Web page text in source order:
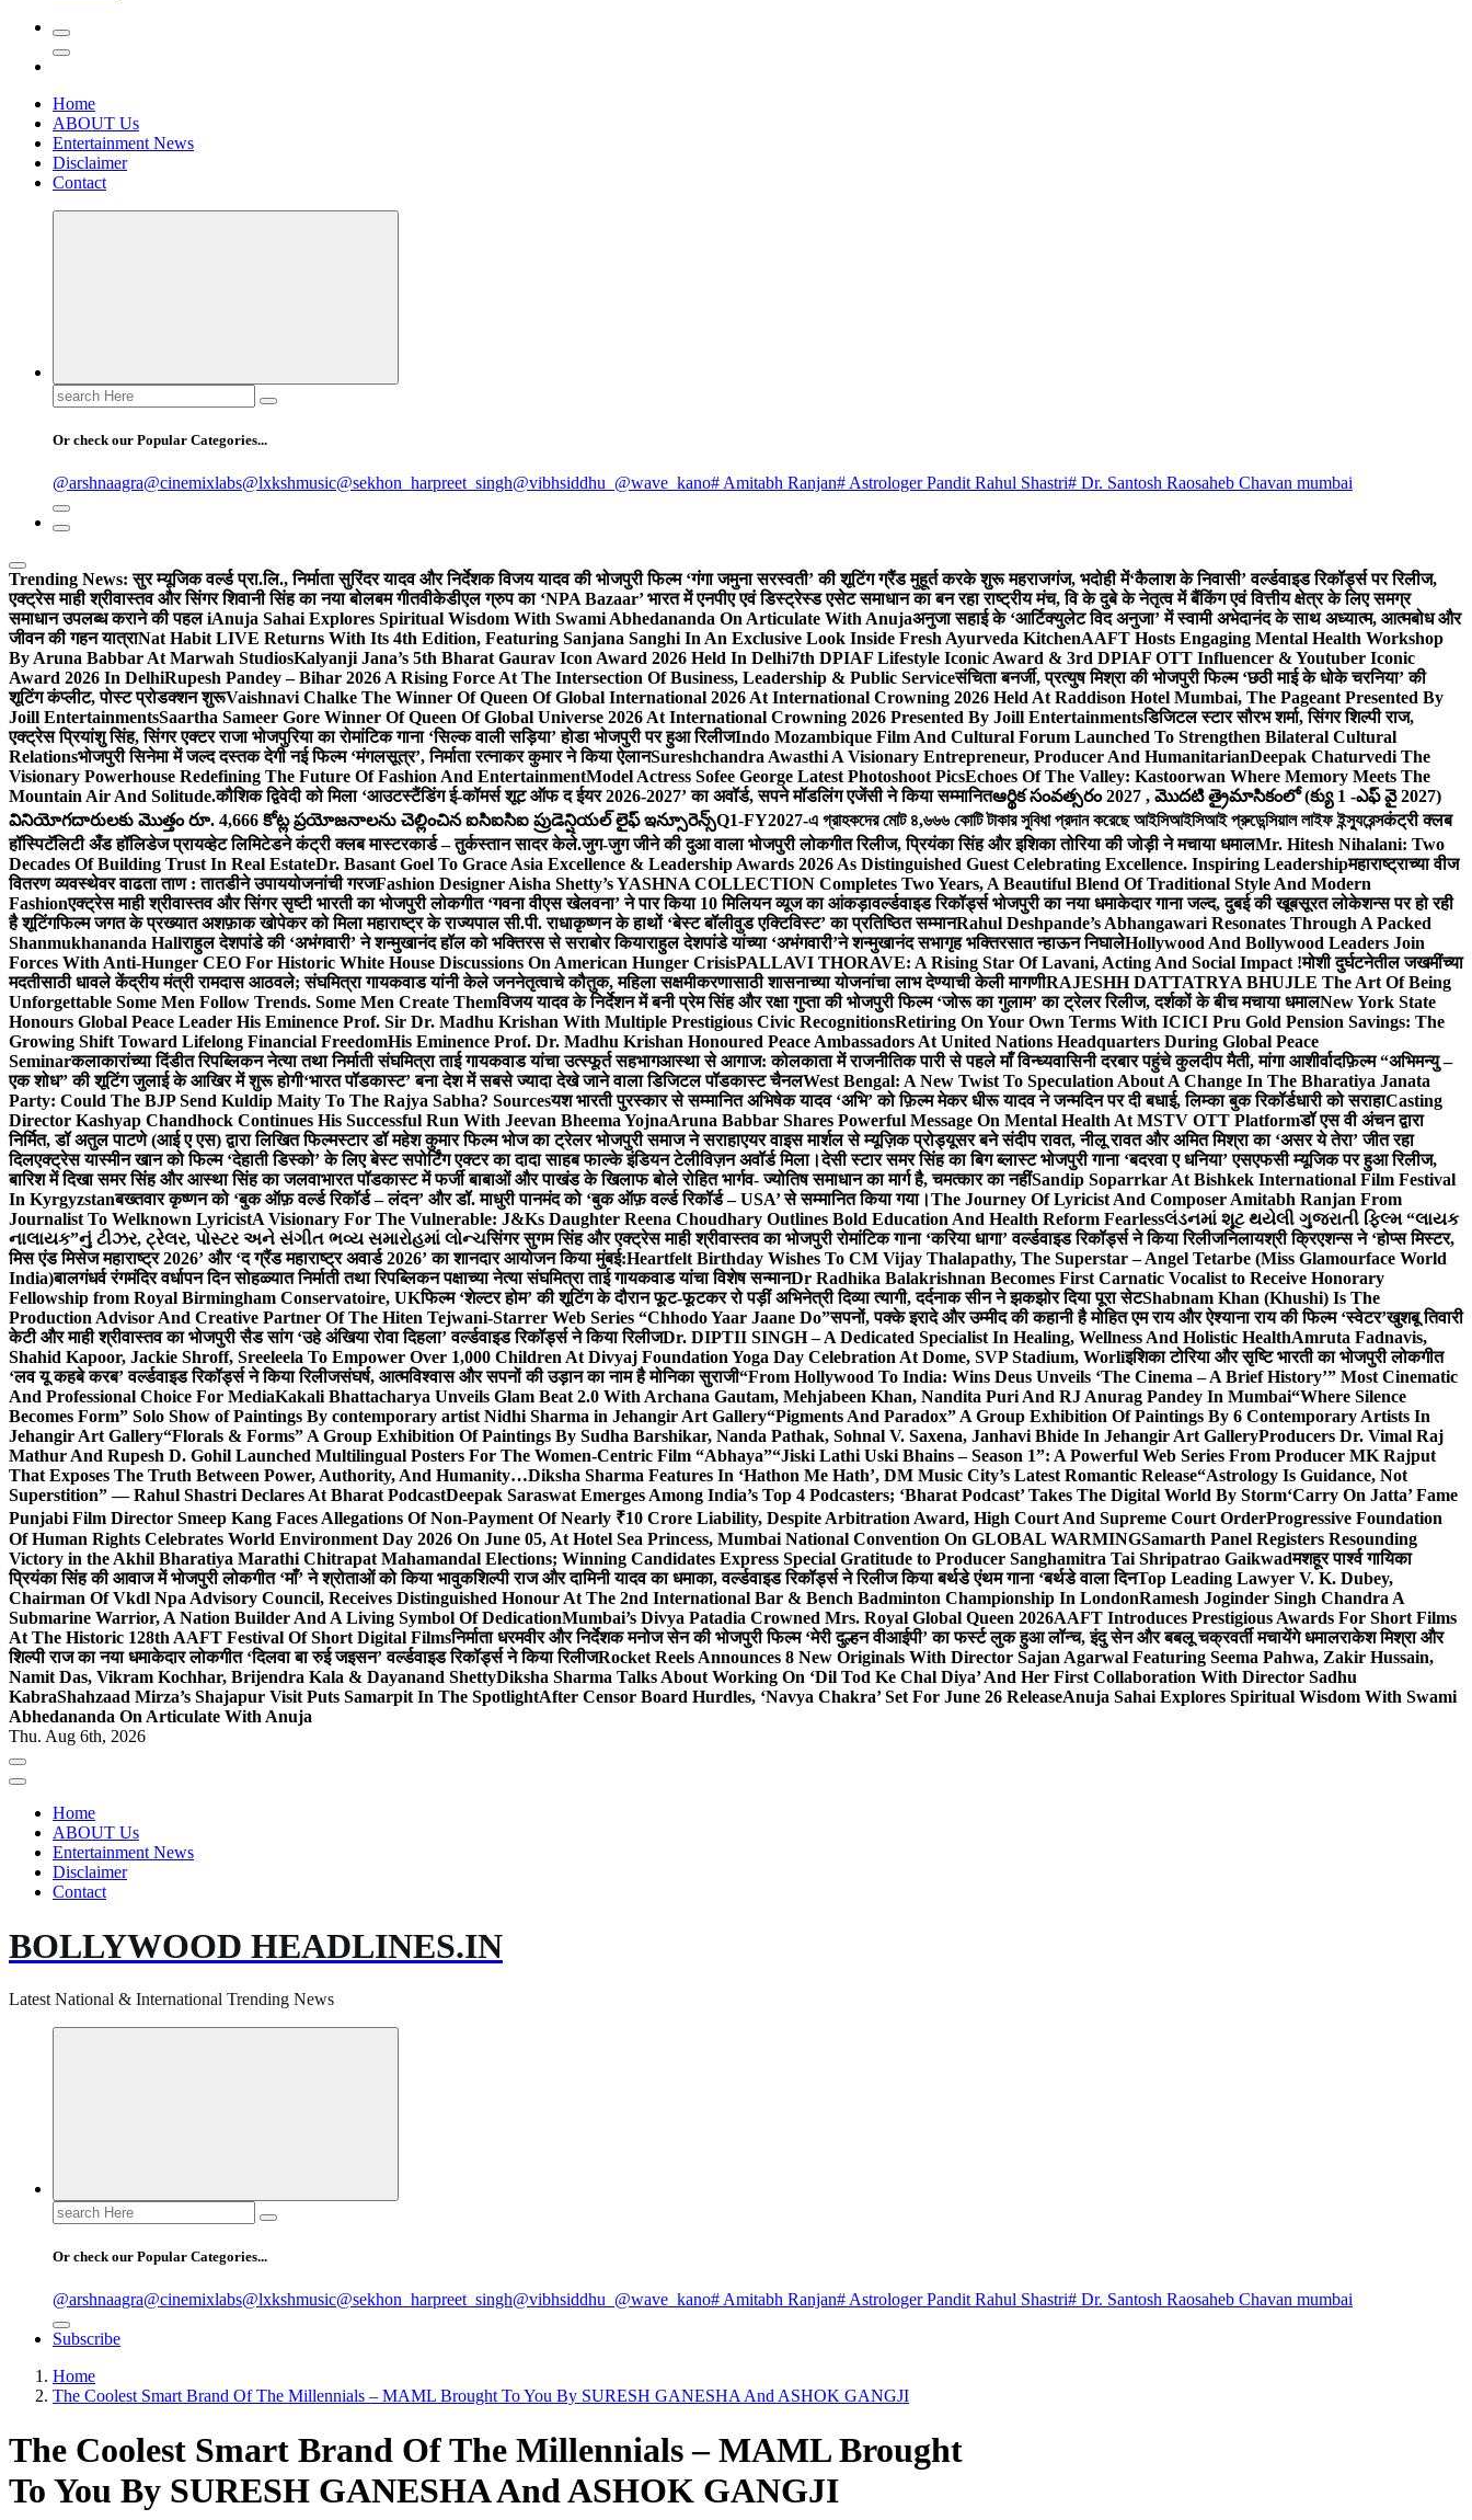
Home
ABOUT Us
Entertainment News
Disclaimer
Contact
Search
for:
Or check our Popular Categories...
@arshnaagra@cinemixlabs@lxkshmusic@sekhon_harpreet_singh@vibhsiddhu_ @wave_kano# Amitabh Ranjan# Astrologer Pandit Rahul Shastri# Dr. Santosh Raosaheb Chavan mumbai
Trending News: सुर म्यूजिक वर्ल्ड प्रा.लि., निर्माता सुरिंदर यादव और निर्देशक विजय यादव की भोजपुरी फिल्म ‘गंगा जमुना सरस्वती’ की शूटिंग ग्रैंड मुहूर्त करके शुरू महराजगंज, भदोही में‘कैलाश के निवासी’ वर्ल्डवाइड रिकॉर्ड्स पर रिलीज,
एक्ट्रेस माही श्रीवास्तव और सिंगर शिवानी सिंह का नया बोलबम गीतवीकेडीएल ग्रुप का ‘NPA Bazaar’ भारत में एनपीए एवं डिस्ट्रेस्ड एसेट समाधान का बन रहा राष्ट्रीय मंच, वि के दुबे के नेतृत्व में बैंकिंग एवं वित्तीय क्षेत्र के लिए समग्र
समाधान उपलब्ध कराने की पहल iAnuja Sahai Explores Spiritual Wisdom With Swami Abhedananda On Articulate With Anujaअनुजा सहाई के ‘आर्टिक्युलेट विद अनुजा’ में स्वामी अभेदानंद के साथ अध्यात्म, आत्मबोध और
जीवन की गहन यात्राNat Habit LIVE Returns With Its 4th Edition, Featuring Sanjana Sanghi In An Exclusive Look Inside Fresh Ayurveda KitchenAAFT Hosts Engaging Mental Health Workshop
By Aruna Babbar At Marwah StudiosKalyanji Jana’s 5th Bharat Gaurav Icon Award 2026 Held In Delhi7th DPIAF Lifestyle Iconic Award & 3rd DPIAF OTT Influencer & Youtuber Iconic
Award 2026 In DelhiRupesh Pandey – Bihar 2026 A Rising Force At The Intersection Of Business, Leadership & Public Serviceसंचिता बनर्जी, प्रत्युष मिश्रा की भोजपुरी फिल्म ‘छठी माई के धोके चरनिया’ की
शूटिंग कंप्लीट, पोस्ट प्रोडक्शन शुरूVaishnavi Chalke The Winner Of Queen Of Global International 2026 At International Crowning 2026 Held At Raddison Hotel Mumbai, The Pageant Presented By
Joill EntertainmentsSaartha Sameer Gore Winner Of Queen Of Global Universe 2026 At International Crowning 2026 Presented By Joill Entertainmentsडिजिटल स्टार सौरभ शर्मा, सिंगर शिल्पी राज,
एक्ट्रेस प्रियांशु सिंह, सिंगर एक्टर राजा भोजपुरिया का रोमांटिक गाना ‘सिल्क वाली सड़िया’ होडा भोजपुरी पर हुआ रिलीजIndo Mozambique Film And Cultural Forum Launched To Strengthen Bilateral Cultural
Relationsभोजपुरी सिनेमा में जल्द दस्तक देगी नई फिल्म ‘मंगलसूत्र’, निर्माता रत्नाकर कुमार ने किया ऐलानSureshchandra Awasthi A Visionary Entrepreneur, Producer And HumanitarianDeepak Chaturvedi The
Visionary Powerhouse Redefining The Future Of Fashion And EntertainmentModel Actress Sofee George Latest Photoshoot PicsEchoes Of The Valley: Kastoorwan Where Memory Meets The
Mountain Air And Solitude.कौशिक द्विवेदी को मिला ‘आउटस्टैंडिंग ई-कॉमर्स शूट ऑफ द ईयर 2026-2027’ का अवॉर्ड, सपने मॉडलिंग एजेंसी ने किया सम्मानितఆర్థిక సంవత్సరం 2027 , మొదటి త్రైమాసికంలో (క్యు 1 -ఎఫ్ వై 2027)
వినియోగదారులకు మొత్తం రూ. 4,666 కోట్ల ప్రయోజనాలను చెల్లించిన ఐసిఐసిఐ ప్రుడెన్షియల్ లైఫ్ ఇన్సూరెన్స్Q1-FY2027-এ গ্রাহকদের মোট ৪,৬৬৬ কোটি টাকার সুবিধা প্রদান করেছে আইসিআইসিআই প্রুডেন্সিয়াল লাইফ ইন্স্যুরেন্সकंट्री क्लब
हॉस्पिटॅलिटी अँड हॉलिडेज प्रायव्हेट लिमिटेडने कंट्री क्लब मास्टरकार्ड – तुर्कस्तान सादर केले.जुग-जुग जीने की दुआ वाला भोजपुरी लोकगीत रिलीज, प्रियंका सिंह और इशिका तोरिया की जोड़ी ने मचाया धमालMr. Hitesh Nihalani: Two
Decades Of Building Trust In Real EstateDr. Basant Goel To Grace Asia Excellence & Leadership Awards 2026 As Distinguished Guest Celebrating Excellence. Inspiring Leadershipमहाराष्ट्राच्या वीज
वितरण व्यवस्थेवर वाढता ताण : तातडीने उपाययोजनांची गरजFashion Designer Aisha Shetty’s YASHNA COLLECTION Completes Two Years, A Beautiful Blend Of Traditional Style And Modern
Fashionएक्ट्रेस माही श्रीवास्तव और सिंगर सृष्टी भारती का भोजपुरी लोकगीत ‘गवना वीएस खेलवना’ ने पार किया 10 मिलियन व्यूज का आंकड़ावर्ल्डवाइड रिकॉर्ड्स भोजपुरी का नया धमाकेदार गाना जल्द, दुबई की खूबसूरत लोकेशन्स पर हो रही
है शूटिंगफिल्म जगत के प्रख्यात अशफ़ाक खोपेकर को मिला महाराष्ट्र के राज्यपाल सी.पी. राधाकृष्णन के हाथों ‘बेस्ट बॉलीवुड एक्टिविस्ट’ का प्रतिष्ठित सम्मानRahul Deshpande’s Abhangawari Resonates Through A Packed
Shanmukhananda Hallराहुल देशपांडे की ‘अभंगवारी’ ने शन्मुखानंद हॉल को भक्तिरस से सराबोर कियाराहुल देशपांडे यांच्या ‘अभंगवारी’ने शन्मुखानंद सभागृह भक्तिरसात न्हाऊन निघालेHollywood And Bollywood Leaders Join
Forces With Anti-Hunger CEO For Historic White House Discussions On American Hunger CrisisPALLAVI THORAVE: A Rising Star Of Lavani, Acting And Social Impact !मोशी दुर्घटनेतील जखमींच्या
मदतीसाठी धावले केंद्रीय मंत्री रामदास आठवले; संघमित्रा गायकवाड यांनी केले जननेतृत्वाचे कौतुक, महिला सक्षमीकरणासाठी शासनाच्या योजनांचा लाभ देण्याची केली मागणीRAJESHH DATTATRYA BHUJLE The Art Of Being
Unforgettable Some Men Follow Trends. Some Men Create Themविजय यादव के निर्देशन में बनी प्रेम सिंह और रक्षा गुप्ता की भोजपुरी फिल्म ‘जोरू का गुलाम’ का ट्रेलर रिलीज, दर्शकों के बीच मचाया धमालNew York State
Honours Global Peace Leader His Eminence Prof. Sir Dr. Madhu Krishan With Multiple Prestigious Civic RecognitionsRetiring On Your Own Terms With ICICI Pru Gold Pension Savings: The
Growing Shift Toward Lifelong Financial FreedomHis Eminence Prof. Dr. Madhu Krishan Honoured Peace Ambassadors At United Nations Headquarters During Global Peace
Seminarकलाकारांच्या दिंडीत रिपब्लिकन नेत्या तथा निर्माती संघमित्रा ताई गायकवाड यांचा उत्स्फूर्त सहभागआस्था से आगाज: कोलकाता में राजनीतिक पारी से पहले माँ विन्ध्यवासिनी दरबार पहुंचे कुलदीप मैती, मांगा आशीर्वादफ़िल्म “अभिमन्यु –
एक शोध” की शूटिंग जुलाई के आखिर में शुरू होगी‘भारत पॉडकास्ट’ बना देश में सबसे ज्यादा देखे जाने वाला डिजिटल पॉडकास्ट चैनलWest Bengal: A New Twist To Speculation About A Change In The Bharatiya Janata
Party: Could The BJP Send Kuldip Maity To The Rajya Sabha? Sourcesयश भारती पुरस्कार से सम्मानित अभिषेक यादव ‘अभि’ को फ़िल्म मेकर धीरू यादव ने जन्मदिन पर दी बधाई, लिम्का बुक रिकॉर्डधारी को सराहाCasting
Director Kashyap Chandhock Continues His Successful Run With Jeevan Bheema YojnaAruna Babbar Shares Powerful Message On Mental Health At MSTV OTT Platformडॉ एस वी अंचन द्वारा
निर्मित, डॉ अतुल पाटणे (आई ए एस) द्वारा लिखित फिल्मस्टार डॉ महेश कुमार फिल्म भोज का ट्रेलर भोजपुरी समाज ने सराहाएयर वाइस मार्शल से म्यूज़िक प्रोड्यूसर बने संदीप रावत, नीलू रावत और अमित मिश्रा का ‘असर ये तेरा’ जीत रहा
दिलएक्ट्रेस यास्मीन खान को फिल्म ‘देहाती डिस्को’ के लिए बेस्ट सपोर्टिंग एक्टर का दादा साहब फाल्के इंडियन टेलीविज़न अवॉर्ड मिला।देसी स्टार समर सिंह का बिग ब्लास्ट भोजपुरी गाना ‘बदरवा ए धनिया’ एसएफसी म्यूजिक पर हुआ रिलीज,
बारिश में दिखा समर सिंह और आस्था सिंह का जलवाभारत पॉडकास्ट में फर्जी बाबाओं और पाखंड के खिलाफ बोले रोहित भार्गव- ज्योतिष समाधान का मार्ग है, चमत्कार का नहींSandip Soparrkar At Bishkek International Film Festival
In Kyrgyzstanबख्तवार कृष्णन को ‘बुक ऑफ़ वर्ल्ड रिकॉर्ड – लंदन’ और डॉ. माधुरी पानमंद को ‘बुक ऑफ़ वर्ल्ड रिकॉर्ड – USA’ से सम्मानित किया गया।The Journey Of Lyricist And Composer Amitabh Ranjan From
Journalist To Welknown LyricistA Visionary For The Vulnerable: J&Ks Daughter Reena Choudhary Outlines Bold Education And Health Reform Fearlessલંડનમાં શૂટ થયેલી ગુજરાતી ફિલ્મ “લાયક
નાલાયક”નું ટીઝર, ટ્રેલર, પોસ્ટર અને સંગીત ભવ્ય સમારોહમાં લોન્ચसिंगर सुगम सिंह और एक्ट्रेस माही श्रीवास्तव का भोजपुरी रोमांटिक गाना ‘करिया धागा’ वर्ल्डवाइड रिकॉर्ड्स ने किया रिलीजनिलायश्री क्रिएशन्स ने ‘होप्स मिस्टर,
मिस एंड मिसेज महाराष्ट्र 2026’ और ‘द ग्रैंड महाराष्ट्र अवार्ड 2026’ का शानदार आयोजन किया मुंबई:Heartfelt Birthday Wishes To CM Vijay Thalapathy, The Superstar – Angel Tetarbe (Miss Glamourface World
India)बालगंधर्व रंगमंदिर वर्धापन दिन सोहळ्यात निर्माती तथा रिपब्लिकन पक्षाच्या नेत्या संघमित्रा ताई गायकवाड यांचा विशेष सन्मानDr Radhika Balakrishnan Becomes First Carnatic Vocalist to Receive Honorary
Fellowship from Royal Birmingham Conservatoire, UKफिल्म ‘शेल्टर होम’ की शूटिंग के दौरान फूट-फूटकर रो पड़ीं अभिनेत्री दिव्या त्यागी, दर्दनाक सीन ने झकझोर दिया पूरा सेटShabnam Khan (Khushi) Is The
Production Advisor And Creative Partner Of The Hiten Tejwani-Starrer Web Series “Chhodo Yaar Jaane Do”सपनों, पक्के इरादे और उम्मीद की कहानी है मोहित एम राय और ऐश्याना राय की फिल्म ‘स्वेटर’खुशबू तिवारी
केटी और माही श्रीवास्तव का भोजपुरी सैड सांग ‘उहे अंखिया रोवा दिहला’ वर्ल्डवाइड रिकॉर्ड्स ने किया रिलीजDr. DIPTII SINGH – A Dedicated Specialist In Healing, Wellness And Holistic HealthAmruta Fadnavis,
Shahid Kapoor, Jackie Shroff, Sreeleela To Empower Over 1,000 Children At Divyaj Foundation Yoga Day Celebration At Dome, SVP Stadium, Worliइशिका टोरिया और सृष्टि भारती का भोजपुरी लोकगीत
‘लव यू कहबे करब’ वर्ल्डवाइड रिकॉर्ड्स ने किया रिलीजसंघर्ष, आत्मविश्वास और सपनों की उड़ान का नाम है मोनिका सुराजी“From Hollywood To India: Wins Deus Unveils ‘The Cinema – A Brief History’” Most Cinematic
And Professional Choice For MediaKakali Bhattacharya Unveils Glam Beat 2.0 With Archana Gautam, Mehjabeen Khan, Nandita Puri And RJ Anurag Pandey In Mumbai“Where Silence
Becomes Form” Solo Show of Paintings By contemporary artist Nidhi Sharma in Jehangir Art Gallery“Pigments And Paradox” A Group Exhibition Of Paintings By 6 Contemporary Artists In
Jehangir Art Gallery“Florals & Forms” A Group Exhibition Of Paintings By Sudha Barshikar, Nanda Pathak, Sohnal V. Saxena, Janhavi Bhide In Jehangir Art GalleryProducers Dr. Vimal Raj
Mathur And Rupesh D. Gohil Launched Multilingual Posters For The Women-Centric Film “Abhaya”“Jiski Lathi Uski Bhains – Season 1”: A Powerful Web Series From Producer MK Rajput
That Exposes The Truth Between Power, Authority, And Humanity…Diksha Sharma Features In ‘Hathon Me Hath’, DM Music City’s Latest Romantic Release“Astrology Is Guidance, Not
Superstition” — Rahul Shastri Declares At Bharat PodcastDeepak Saraswat Emerges Among India’s Top 4 Podcasters; ‘Bharat Podcast’ Takes The Digital World By Storm‘Carry On Jatta’ Fame
Punjabi Film Director Smeep Kang Faces Allegations Of Non-Payment Of Nearly ₹10 Crore Liability, Despite Arbitration Award, High Court And Supreme Court OrderProgressive Foundation
Of Human Rights Celebrates World Environment Day 2026 On June 05, At Hotel Sea Princess, Mumbai National Convention On GLOBAL WARMINGSamarth Panel Registers Resounding
Victory in the Akhil Bharatiya Marathi Chitrapat Mahamandal Elections; Winning Candidates Express Special Gratitude to Producer Sanghamitra Tai Shripatrao Gaikwadमशहूर पार्श्व गायिका
प्रियंका सिंह की आवाज में भोजपुरी लोकगीत ‘माँ’ ने श्रोताओं को किया भावुकशिल्पी राज और दामिनी यादव का धमाका, वर्ल्डवाइड रिकॉर्ड्स ने रिलीज किया बर्थडे एंथम गाना ‘बर्थडे वाला दिनTop Leading Lawyer V. K. Dubey,
Chairman Of Vkdl Npa Advisory Council, Receives Distinguished Honour At The 2nd International Bar & Bench Badminton Championship In LondonRamesh Joginder Singh Chandra A
Submarine Warrior, A Nation Builder And A Living Symbol Of DedicationMumbai’s Divya Patadia Crowned Mrs. Royal Global Queen 2026AAFT Introduces Prestigious Awards For Short Films
At The Historic 128th AAFT Festival Of Short Digital Filmsनिर्माता धरमवीर और निर्देशक मनोज सेन की भोजपुरी फिल्म ‘मेरी दुल्हन वीआईपी’ का फर्स्ट लुक हुआ लॉन्च, इंदु सेन और बबलू चक्रवर्ती मचायेंगे धमालराकेश मिश्रा और
शिल्पी राज का नया धमाकेदार लोकगीत ‘दिलवा बा रुई जइसन’ वर्ल्डवाइड रिकॉर्ड्स ने किया रिलीजRocket Reels Announces 8 New Originals With Director Sajan Agarwal Featuring Seema Pahwa, Zakir Hussain,
Namit Das, Vikram Kochhar, Brijendra Kala & Dayanand ShettyDiksha Sharma Talks About Working On ‘Dil Tod Ke Chal Diya’ And Her First Collaboration With Director Sadhu
KabraShahzaad Mirza’s Shajapur Visit Puts Samarpit In The SpotlightAfter Censor Board Hurdles, ‘Navya Chakra’ Set For June 26 ReleaseAnuja Sahai Explores Spiritual Wisdom With Swami
Abhedananda On Articulate With Anuja
Thu. Aug 6th, 2026
Home
ABOUT Us
Entertainment News
Disclaimer
Contact
BOLLYWOOD HEADLINES.IN
Latest National & International Trending News
Search
for:
Or check our Popular Categories...
@arshnaagra@cinemixlabs@lxkshmusic@sekhon_harpreet_singh@vibhsiddhu_ @wave_kano# Amitabh Ranjan# Astrologer Pandit Rahul Shastri# Dr. Santosh Raosaheb Chavan mumbai
Subscribe
Home
The Coolest Smart Brand Of The Millennials – MAML Brought To You By SURESH GANESHA And ASHOK GANGJI
The Coolest Smart Brand Of The Millennials – MAML Brought
To You By SURESH GANESHA And ASHOK GANGJI